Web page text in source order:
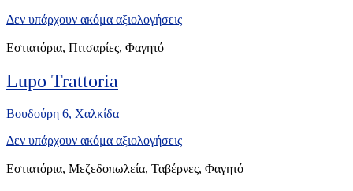
Δεν υπάρχουν ακόμα αξιολογήσεις
Εστιατόρια, Πιτσαρίες, Φαγητό
Lupo Trattoria
Βουδούρη 6, Xαλκίδα
Δεν υπάρχουν ακόμα αξιολογήσεις
Εστιατόρια, Μεζεδοπωλεία, Ταβέρνες, Φαγητό